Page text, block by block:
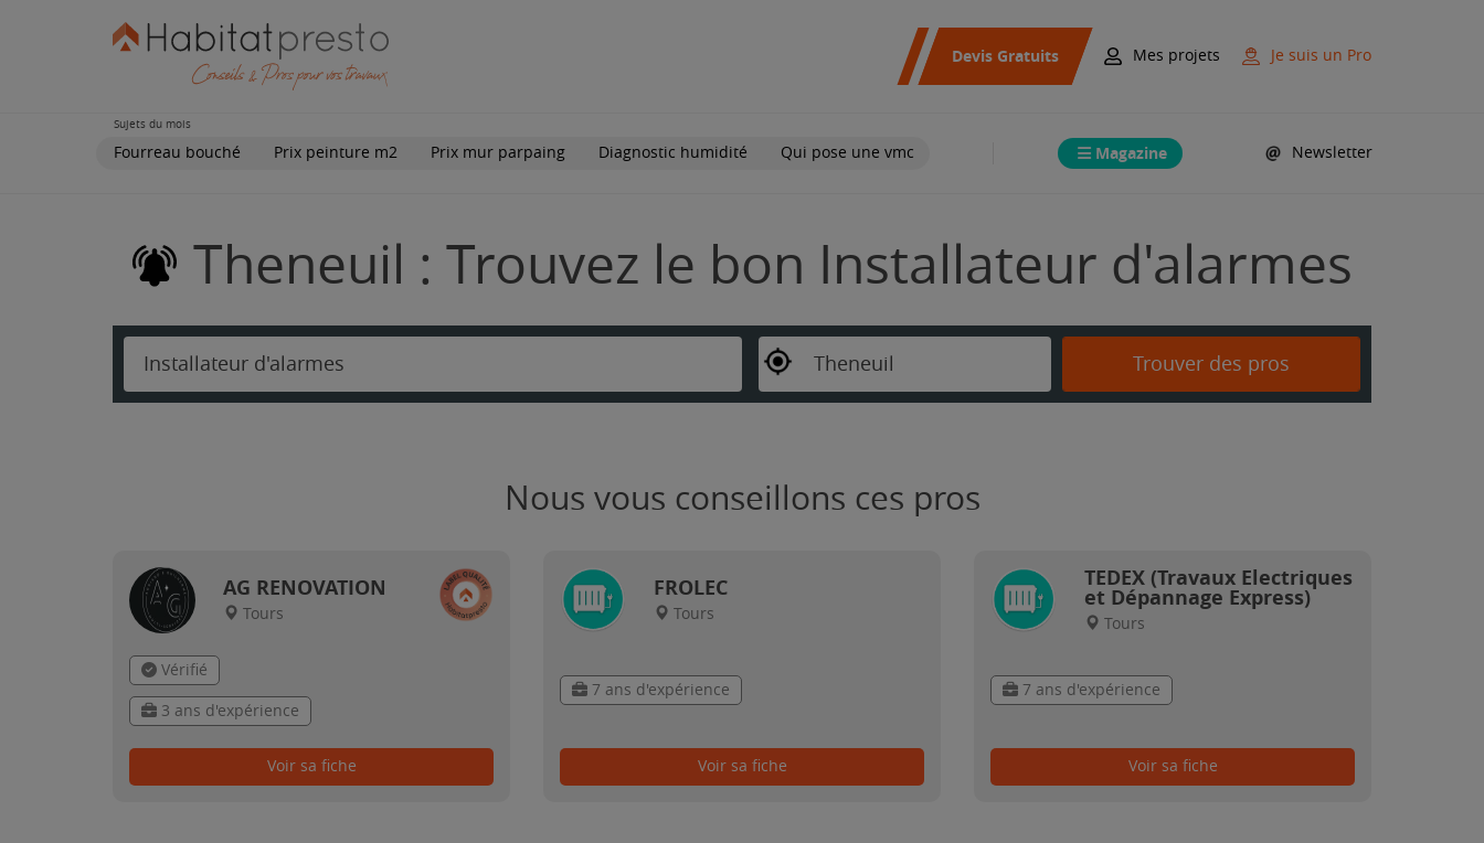
Devis Gratuits Mes projets Je suis un Pro
Sujets du mois
Fourreau bouché Prix peinture m2 Prix mur parpaing Diagnostic humidité Qui pose une vmc Magazine Newsletter
Theneuil : Trouvez le bon Installateur d'alarmes
Installateur d'alarmes Theneuil Trouver des pros
Nous vous conseillons ces pros
AG RENOVATION
Tours
Vérifié
3 ans d'expérience
Voir sa fiche
FROLEC
Tours
7 ans d'expérience
Voir sa fiche
TEDEX (Travaux Electriques
et Dépannage Express)
Tours
7 ans d'expérience
Voir sa fiche